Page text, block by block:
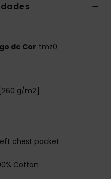
de Cor tmz0
g/m2]
chest pocket
Cotton